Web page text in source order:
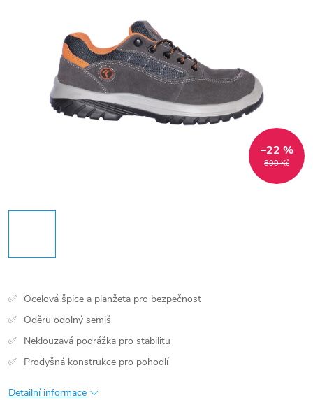
899 Kč
–22 %
Ocelová špice a planžeta pro bezpečnost
Oděru odolný semiš
Neklouzavá podrážka pro stabilitu
Prodyšná konstrukce pro pohodlí
Detailní informace